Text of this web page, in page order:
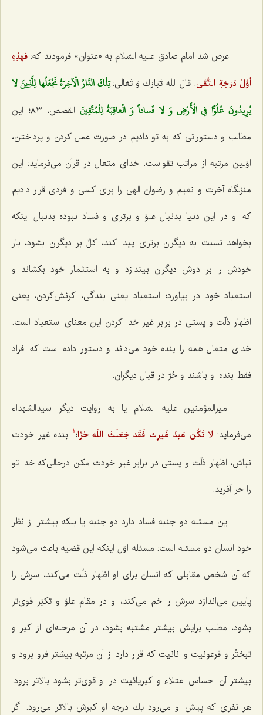
عرض شد امام صادق علیه السّلام به «عنوان» فرمودند كه: فهذِهِ
أوَّلُ دَرَجَةِ التُّقَی. قالَ اللَه تَبَارَك وَ تَعَالَی:تِلْكَ الدَّارُ الْآخِرَةُ نَجْعَلُها لِلَّذِينَ لا
يُرِيدُونَ عُلُوًّا فِي الْأَرْضِ وَ لا فَساداً وَ الْعاقِبَةُ لِلْمُتَّقِينَ‌
القصص، ٨٣؛ این
مطالب و دستوراتی كه به تو دادیم در صورت عمل كردن و پرداختن،
اوّلین مرتبه از مراتب تقواست. خدای متعال در قرآن می‌فرماید: این
منزلگاه آخرت و نعیم و رضوان الهی را برای كسی و فردی قرار دادیم
كه او در این دنیا بدنبال علوّ و برتری و فساد نبوده بدنبال اینكه
بخواهد نسبت به دیگران برتری پیدا كند، كلِّ بر دیگران بشود، بار
خودش را بر دوش دیگران بیندازد و به استثمار خود بكشاند و
استعباد خود در بیاورد؛ استعباد یعنی بندگی، كرنش‌كردن، یعنی
اظهار ذلّت و پستی در برابر غیر خدا كردن این معنای استعباد است.
خدای متعال همه را بنده خود می‌داند و دستور داده است كه افراد
فقط بنده او باشند و حُرّ در قبال دیگران.
امیرالمؤمنین علیه السّلام یا به روایت دیگر سیدالشهداء
می‌فرماید: لا تَكُن عَبدَ غَیرِك فَقَد جَعَلَكَ اللَه حُرًّا؛ 1
بنده غیر خودت
نباش، اظهار ذلّت و پستی در برابر غیر خودت مكن درحالی‌كه خدا تو
را حر آفرید.
این مسئله دو جنبه فساد دارد دو جنبه یا بلكه بیشتر از نظر
خود انسان دو مسئله است: مسئله اوّل اینكه این قضیه باعث می‌شود
كه آن شخص مقابلی كه انسان برای او اظهار ذلّت می‌كند، سرش را
پایین می‌اندازد سرش را خم می‌كند، او در مقام علوّ و تكبّر قوی‌تر
بشود، مطلب برایش بیشتر مشتبه بشود، در آن مرحله‌ای از كبر و
تبختُر و فرعونیت و انانیت كه قرار دارد از آن مرتبه بیشتر فرو برود و
بیشتر آن احساس اعتلاء و كبریائیت در او قوی‌تر بشود بالاتر برود.
هر نفری كه پیش او می‌رود یك درجه او كبرش بالاتر می‌رود. اگر